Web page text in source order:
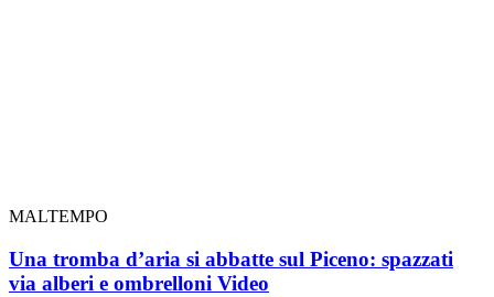
MALTEMPO
Una tromba d’aria si abbatte sul Piceno: spazzati
via alberi e ombrelloni Video